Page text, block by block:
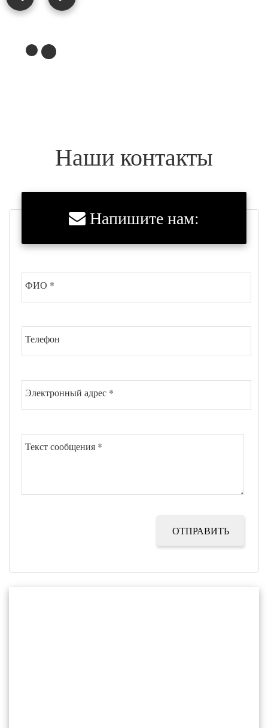
Наши контакты
Напишите нам:
ФИО *
Телефон
Электронный адрес *
Текст сообщения *